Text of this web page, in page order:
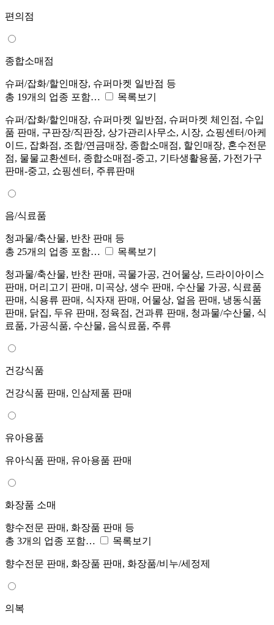
편의점
종합소매점
슈퍼/잡화/할인매장, 슈퍼마켓 일반점 등
총 19개의 업종 포함…
목록보기
슈퍼/잡화/할인매장, 슈퍼마켓 일반점, 슈퍼마켓 체인점, 수입
품 판매, 구판장/직판장, 상가관리사무소, 시장, 쇼핑센터/아케
이드, 잡화점, 조합/연금매장, 종합소매점, 할인매장, 혼수전문
점, 물물교환센터, 종합소매점-중고, 기타생활용품, 가전가구
판매-중고, 쇼핑센터, 주류판매
음/식료품
청과물/축산물, 반찬 판매 등
총 25개의 업종 포함…
목록보기
청과물/축산물, 반찬 판매, 곡물가공, 건어물상, 드라이아이스
판매, 머리고기 판매, 미곡상, 생수 판매, 수산물 가공, 식료품
판매, 식용류 판매, 식자재 판매, 어물상, 얼음 판매, 냉동식품
판매, 닭집, 두유 판매, 정육점, 건과류 판매, 청과물/수산물, 식
료품, 가공식품, 수산물, 음식료품, 주류
건강식품
건강식품 판매, 인삼제품 판매
유아용품
유아식품 판매, 유아용품 판매
화장품 소매
향수전문 판매, 화장품 판매 등
총 3개의 업종 포함…
목록보기
향수전문 판매, 화장품 판매, 화장품/비누/세정제
의복